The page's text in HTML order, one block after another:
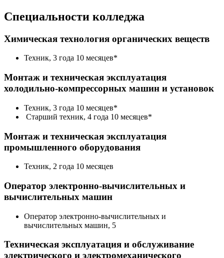
Специальности колледжа
Химическая технология органических веществ
Техник, 3 года 10 месяцев*
Монтаж и техническая эксплуатация
холодильно-компрессорных машин и установок
Техник, 3 года 10 месяцев*
Старший техник, 4 года 10 месяцев*
Монтаж и техническая эксплуатация
промышленного оборудования
Техник, 2 года 10 месяцев
Оператор электронно-вычислительных и
вычислительных машин
Оператор электронно-вычислительных и
вычислительных машин, 5
Техническая эксплуатация и обслуживание
электрического и электромеханического